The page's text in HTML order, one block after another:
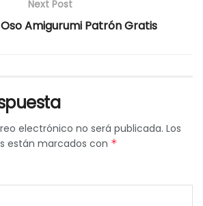
Next Post
Amigurumi Patrón Gratis
electrónico no será publicada. Los
están marcados con *